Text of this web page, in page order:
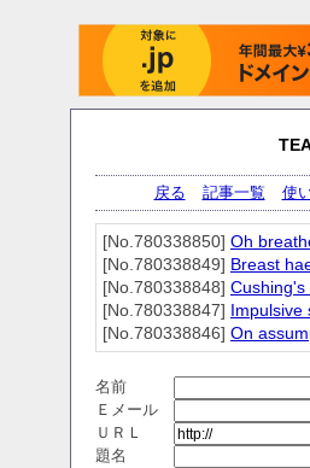
戻る 記事一覧 使
[No.780338850] Oh
[No.780338849] Breast
[No.780338848] Cushing's
[No.780338847] Impulsive
[No.780338846] On
名前
Ｅメール
ＵＲＬ
題名